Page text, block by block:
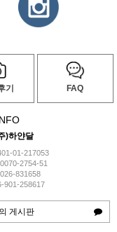
기 FAQ
)하얀달
01-217053
2754-51
831658
901-258617
게시판